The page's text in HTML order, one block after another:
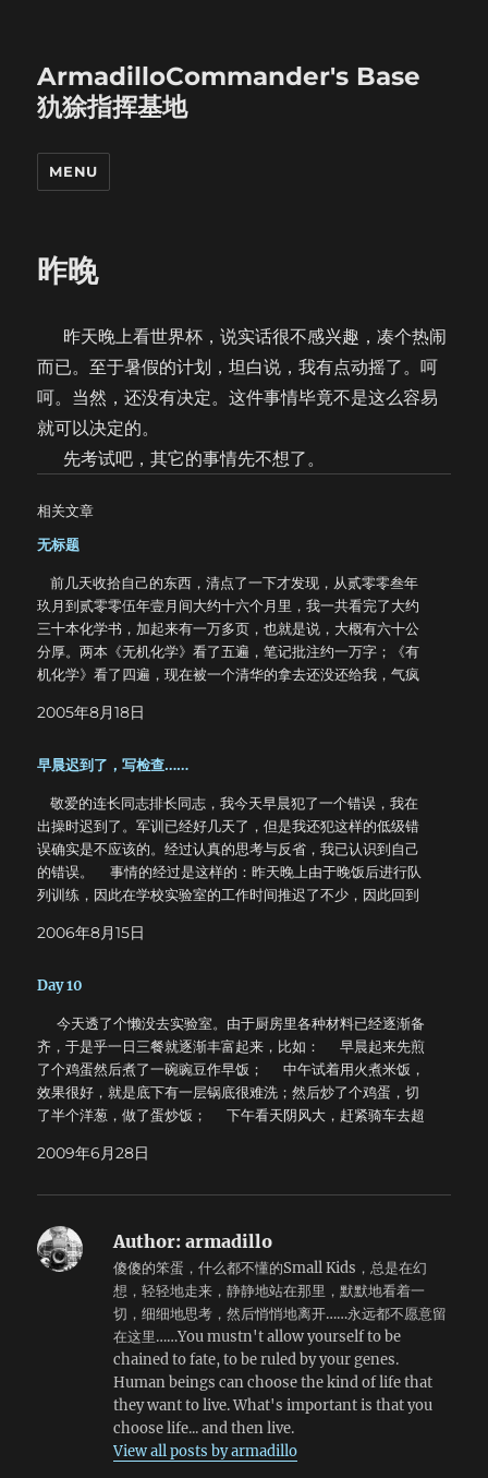
ArmadilloCommander's Base
犰狳指挥基地
MENU
昨晚
昨天晚上看世界杯，说实话很不感兴趣，凑个热闹
而已。至于暑假的计划，坦白说，我有点动摇了。呵
呵。当然，还没有决定。这件事情毕竟不是这么容易
就可以决定的。
先考试吧，其它的事情先不想了。
相关文章
无标题
前几天收拾自己的东西，清点了一下才发现，从贰零零叁年
玖月到贰零零伍年壹月间大约十六个月里，我一共看完了大约
三十本化学书，加起来有一万多页，也就是说，大概有六十公
分厚。两本《无机化学》看了五遍，笔记批注约一万字；《有
机化学》看了四遍，现在被一个清华的拿去还没还给我，气疯
起拍张照片，但是不行，太多了拍不下。家里人让我把这些书
有。这曾经是我的梦想，舍不得。 我是一个很笨的人，所以
想，我的梦想是别人的理想，而我的理想已经被别人实现了很
多次。那段时间还要在学校上课，只能用业余时间去读这些
书，反反覆覆读了很多遍，因为我比较笨，所以看过之后必须
一次次地复习才不会忘记。一年多中除此之外什么事情都没有
做，甚至没有一个双休日离开书桌。看完一本就去买一本新的
接着看，一直坚持到最后。 尽管投入了大量的财力和精力，
时间去研究一下课本，在分数上会有更大的收获，但是，这真
的有意义吗？要知道，我高考前一共只复习了三天。很多同学
朋友平时真的很优秀，但是在高考中……命运的作用远比知识重
要。我可以放弃保送去参加高考，但是我不敢用未来去做赌
注。事实证明，这是我在这十八年中所做的最正确的一件事
情。感谢上帝。 很多事情是不能强求的。 也许看到我太矛
理想造就伟大的人，那么伟大的幻想足以毁灭所有活着的人。
惨痛的失败。就像比赛开始前的那个晚上，老师说，我们为一
种精神而战。深深地记在心里，真的就释然了。 我们为一种
精神而战。 完全有理由选择去上海，我的祖父母五十五年前
就住在那里。但是那是我的梦想吗？那真的是我的目标吗？我
轻声地问自己。当然不是，我响亮地回答自己。这样的回答也
许辜负了很多老师，很多同学，很多亲友，但是，这是我自己
的决定。我希望用疯狂的忙碌和激动的理想来惩罚自己，也
许，这样可以减轻自己身上的罪孽。 去年在北大的时候，走
在未名湖边，发誓一定不去北大。但是到了拾壹月，突然就改
变了。那个时候听着古曲十面埋伏写个人简历，写得杀气蓬
勃。但是后来我知道，这一切都是徒劳，有些事情不是你决定
的，你的努力无法换来任何结果，甚至，事实都不重要。等到
2005年8月18日
早晨迟到了，写检查……
敬爱的连长同志排长同志，我今天早晨犯了一个错误，我在
出操时迟到了。军训已经好几天了，但是我还犯这样的低级错
误确实是不应该的。经过认真的思考与反省，我已认识到自己
的错误。 事情的经过是这样的：昨天晚上由于晚饭后进行队
列训练，因此在学校实验室的工作时间推迟了不少，因此回到
床，我在迷迷糊糊中似乎有点知觉，感到他们正在从事什么活
等到哨声响起才意识到自己已经迟到了。于是恍然大悟，翻身
们已经站好了连横队，我迟到是无疑的了，一共迟到迟到了2分
钟。 迟到是可耻的。迟到的行为可能会是多种客观的因素导
致的，但迟到更是一种思想的落伍。是一种消极的人生态度，
不思进取的战斗思想，这种思想产生与中国落后的古代封建社
会，是极其颓废和堕落的封建落后生产方式的残余毒瘤，它直
接使中国在十九世纪中叶在西方列强的强攻之下沦为半殖民地
代的军人，是祖国的守护神。我们肩负着国家富强，民族昌盛
们有组织有纪律有技术和高新尖的武器。无往不胜。 在这样
的队伍中，我们一定要发扬精神，克服迟到的行为。 另一方
面，迟到是纪律性淡薄的表现。 首长们常说纪律才有战斗
力，没有纪律的队伍就如一盆散沙，毫无战斗力。回想当年 革
命战争年代，我党我军何以能在数次有着绝对兵力和武装优势
的国民党军队的围剿下屡战屡胜，越战越勇？就是因为我们的
军队有铁的纪律。 也正是有铁的纪律，人民解放军才打败了
日本帝国主义侵略者、在朝鲜战场上打退了美帝国主义的进
攻，为祖国赢得了胜利的荣誉。 迟到的后果是严重的。试
想，战场上，一份电报的延误，将会使一支军队灭亡，一场战
争的失败。 平时生活中则可能失去一次约会，一次活动等。
2006年8月15日
Day 10
今天透了个懒没去实验室。由于厨房里各种材料已经逐渐备
齐，于是乎一日三餐就逐渐丰富起来，比如： 早晨起来先煎
了个鸡蛋然后煮了一碗豌豆作早饭； 中午试着用火煮米饭，
效果很好，就是底下有一层锅底很难洗；然后炒了个鸡蛋，切
了半个洋葱，做了蛋炒饭； 下午看天阴风大，赶紧骑车去超
面包饺子。翻了翻冰箱，发现只有黄瓜了，于是包了黄瓜猪肉
2009年6月28日
Author: armadillo
傻傻的笨蛋，什么都不懂的Small Kids，总是在幻
想，轻轻地走来，静静地站在那里，默默地看着一
切，细细地思考，然后悄悄地离开……永远都不愿意留
在这里……You mustn't allow yourself to be
chained to fate, to be ruled by your genes.
Human beings can choose the kind of life that
they want to live. What's important is that you
choose life... and then live.
View all posts by armadillo